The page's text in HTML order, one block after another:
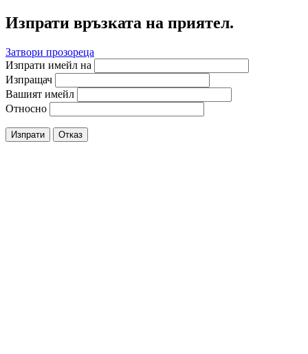
Изпрати връзката на приятел.
Затвори прозореца
Изпрати имейл на
Изпращач
Вашият имейл
Относно
Изпрати Отказ